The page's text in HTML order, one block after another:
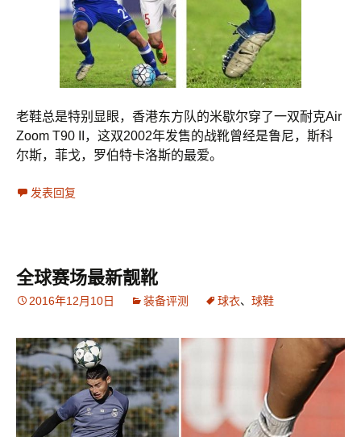
老鞋总是特别显眼，香港东方队的米歇尔穿了一双耐克Air
Zoom T90 II，这双2002年发售的战靴曾经是鲁尼，斯科
尔斯，菲戈，罗伯特卡洛斯的最爱。
发表回复
全球赛场最新靓靴
2016年12月10日 装备评测 球衣、 球鞋